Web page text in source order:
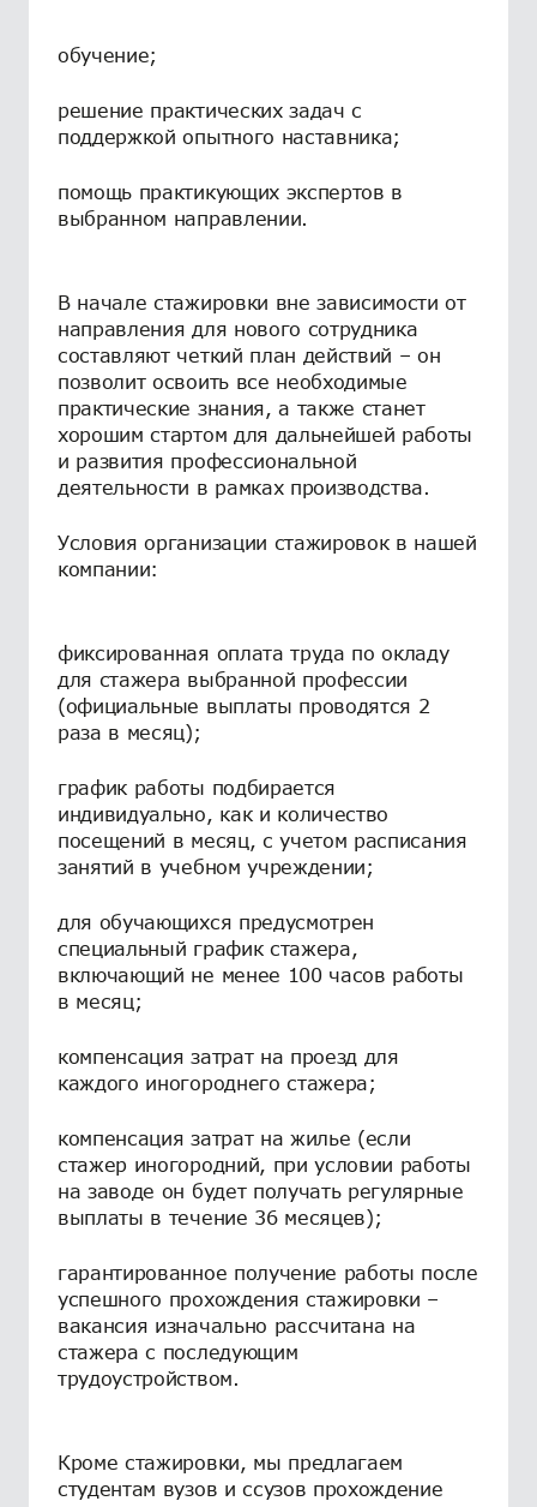
обучение;
решение практических задач с
поддержкой опытного наставника;
помощь практикующих экспертов в
выбранном направлении.
В начале стажировки вне зависимости от
направления для нового сотрудника
составляют четкий план действий – он
позволит освоить все необходимые
практические знания, а также станет
хорошим стартом для дальнейшей работы
и развития профессиональной
деятельности в рамках производства.
Условия организации стажировок в нашей
компании:
фиксированная оплата труда по окладу
для стажера выбранной профессии
(официальные выплаты проводятся 2
раза в месяц);
график работы подбирается
индивидуально, как и количество
посещений в месяц, с учетом расписания
занятий в учебном учреждении;
для обучающихся предусмотрен
специальный график стажера,
включающий не менее 100 часов работы
в месяц;
компенсация затрат на проезд для
каждого иногороднего стажера;
компенсация затрат на жилье (если
стажер иногородний, при условии работы
на заводе он будет получать регулярные
выплаты в течение 36 месяцев);
гарантированное получение работы после
успешного прохождения стажировки –
вакансия изначально рассчитана на
стажера с последующим
трудоустройством.
Кроме стажировки, мы предлагаем
студентам вузов и ссузов прохождение